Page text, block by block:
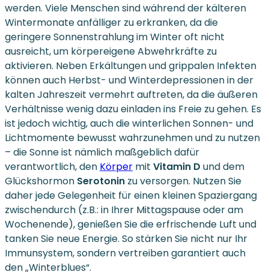
werden. Viele Menschen sind während der kälteren
Wintermonate anfälliger zu erkranken, da die
geringere Sonnenstrahlung im Winter oft nicht
ausreicht, um körpereigene Abwehrkräfte zu
aktivieren. Neben Erkältungen und grippalen Infekten
können auch Herbst- und Winterdepressionen in der
kalten Jahreszeit vermehrt auftreten, da die äußeren
Verhältnisse wenig dazu einladen ins Freie zu gehen. Es
ist jedoch wichtig, auch die winterlichen Sonnen- und
Lichtmomente bewusst wahrzunehmen und zu nutzen
– die Sonne ist nämlich maßgeblich dafür
verantwortlich, den Körper mit Vitamin D und dem
Glückshormon Serotonin zu versorgen. Nutzen Sie
daher jede Gelegenheit für einen kleinen Spaziergang
zwischendurch (z.B.: in Ihrer Mittagspause oder am
Wochenende), genießen Sie die erfrischende Luft und
tanken Sie neue Energie. So stärken Sie nicht nur Ihr
Immunsystem, sondern vertreiben garantiert auch
den „Winterblues“.